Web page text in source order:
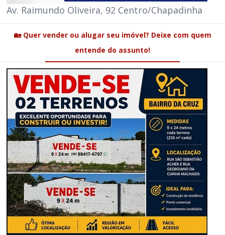
Av. Raimundo Oliveira, 92 Centro/Chapadinha
🏡 Quer vender ou alugar seu imóvel? Deixe com quem
entende do assunto!